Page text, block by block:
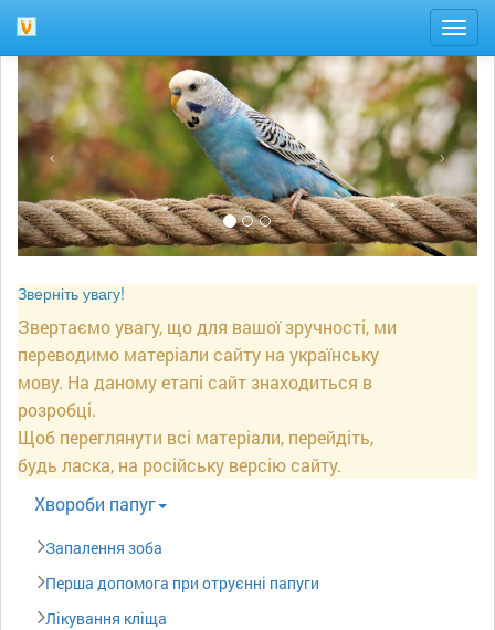
Зверніть увагу!
Звертаємо увагу, що для вашої зручності, ми
переводимо матеріали сайту на українську
мову. На даному етапі сайт знаходиться в
розробці.
Щоб переглянути всі матеріали, перейдіть,
будь ласка, на російську версію сайту.
Xвороби папуг
Запалення зоба
Перша допомога при отруєнні папуги
Лікування кліща